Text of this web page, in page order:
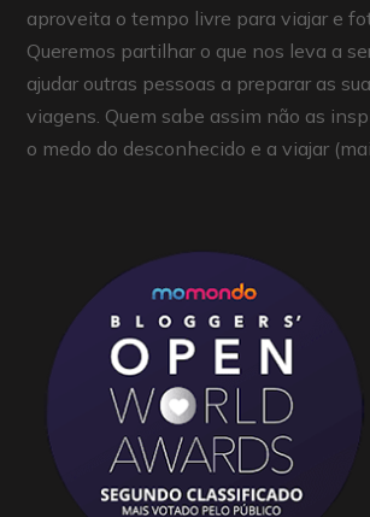
aproveita o tempo livre para viajar e
Queremos partilhar o que nos leva a
ajudar outras pessoas a preparar as
viagens. Quem sabe assim não as
o medo do desconhecido e a viajar